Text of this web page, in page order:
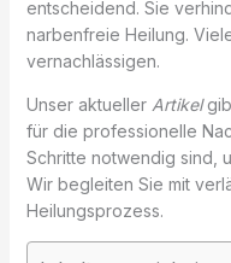
entscheidend. Sie
narbenfreie Heilung.
vernachlässigen.
Unser aktueller Artikel
für die professionelle
Schritte notwendig sind,
Wir begleiten Sie mit
Heilungsprozess.